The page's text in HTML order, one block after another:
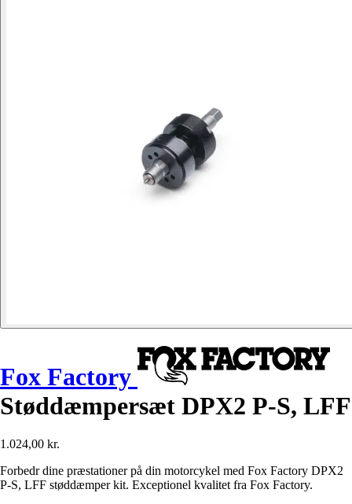
Fox Factory
Støddæmpersæt DPX2 P-S, LFF
1.024,00 kr.
Forbedr dine præstationer på din motorcykel med Fox Factory DPX2
P-S, LFF støddæmper kit. Exceptionel kvalitet fra Fox Factory.